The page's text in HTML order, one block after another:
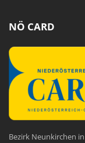
NÖ CARD
Bezirk Neunkirchen